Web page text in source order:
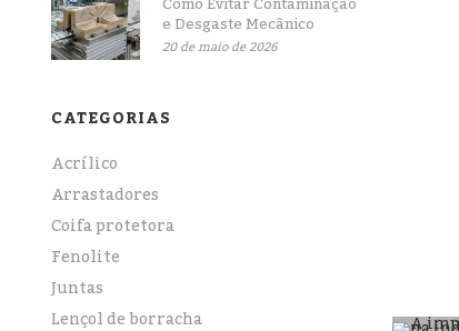
e Desgaste Mecânico
20 de maio de 2026
CATEGORIAS
Acrílico
Arrastadores
Coifa protetora
Fenolite
Juntas
Lençol de borracha